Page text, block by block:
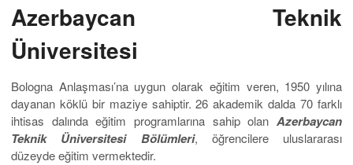
Azerbaycan Teknik
Üniversitesi
Bologna Anlaşması’na uygun olarak eğitim veren, 1950 yılına
dayanan köklü bir maziye sahiptir. 26 akademik dalda 70 farklı
ihtisas dalında eğitim programlarına sahip olan Azerbaycan
Teknik Üniversitesi Bölümleri, öğrencilere uluslararası
düzeyde eğitim vermektedir.